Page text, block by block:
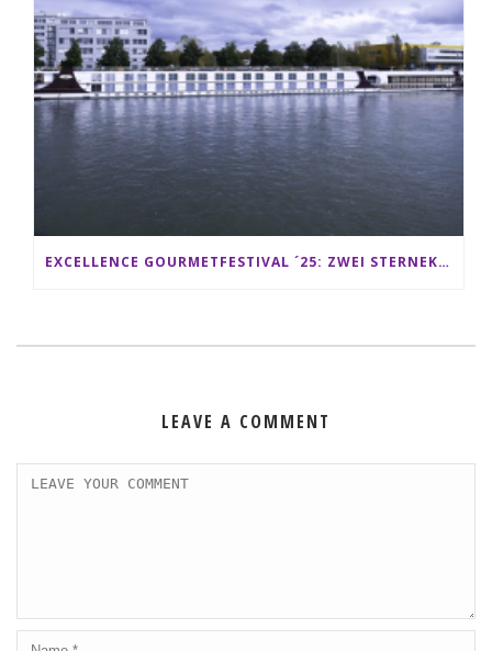
EXCELLENCE GOURMETFESTIVAL ´25: ZWEI STERNEKÖCHE ANTONIO GUIDA & DARIO MORESCO VERWÖHNEN IHRE GÄSTE AUF EINER LUXERIÖSEN SCHIFFSREISE
LEAVE A COMMENT